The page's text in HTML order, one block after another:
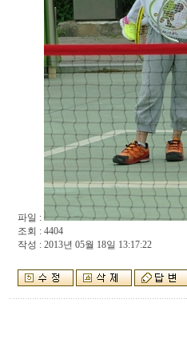
파일 :
조회 : 4404
작성 : 2013년 05월 18일 13:17:22